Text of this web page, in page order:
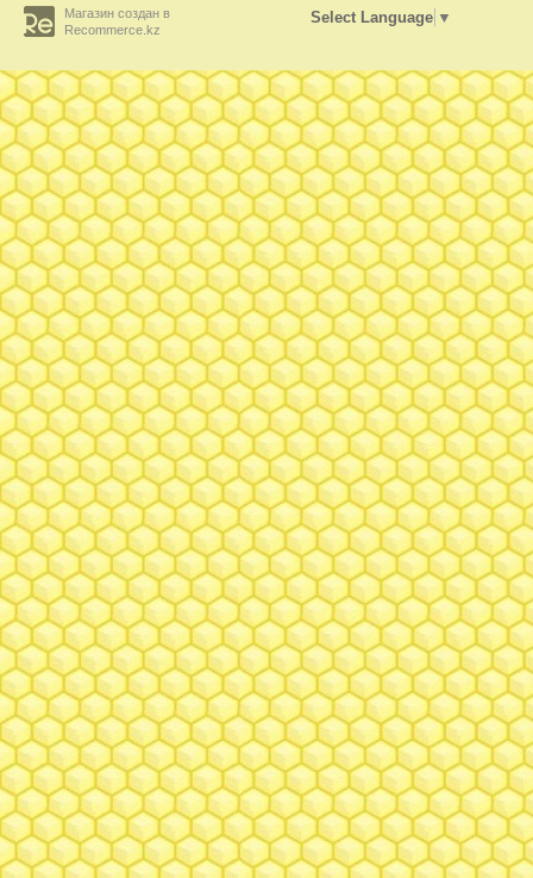
Магазин создан в
Recommerce.kz
Select Language ▼